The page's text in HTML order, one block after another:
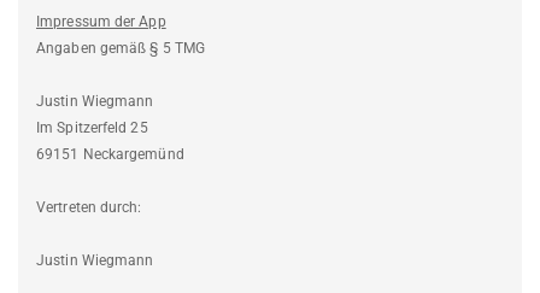
Impressum der App
Angaben gemäß § 5 TMG
Justin Wiegmann
Im Spitzerfeld 25
69151 Neckargemünd
Vertreten durch:
Justin Wiegmann